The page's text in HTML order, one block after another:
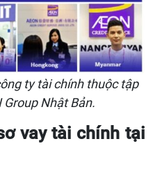
ty tài chính thuộc tập
Group Nhật Bản.
vay tài chính tại